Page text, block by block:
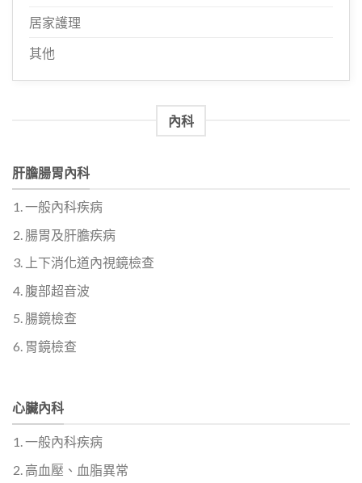
居家護理
其他
內科
肝膽腸胃內科
一般內科疾病
腸胃及肝膽疾病
上下消化道內視鏡檢查
腹部超音波
腸鏡檢查
胃鏡檢查
心臟內科
一般內科疾病
高血壓、血脂異常